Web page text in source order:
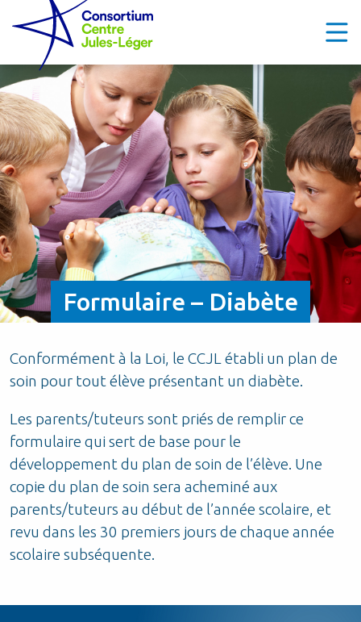
Formulaire – Diabète
Conformément à la Loi, le CCJL établi un plan de
soin pour tout élève présentant un diabète.
Les parents/tuteurs sont priés de remplir ce
formulaire qui sert de base pour le
développement du plan de soin de l’élève. Une
copie du plan de soin sera acheminé aux
parents/tuteurs au début de l’année scolaire, et
revu dans les 30 premiers jours de chaque année
scolaire subséquente.